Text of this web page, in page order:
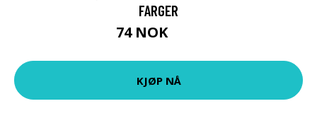
FARGER
74 NOK
KJØP NÅ